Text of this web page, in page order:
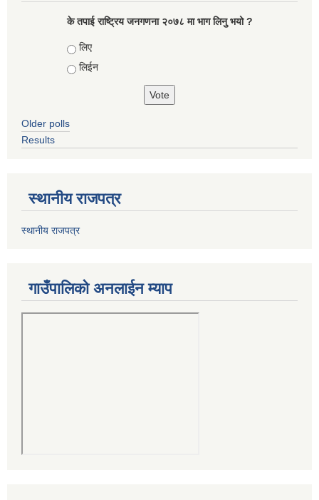
के तपाई राष्ट्रिय जनगणना २०७८ मा भाग लिनु भयो ?
Choices
लिए
लिईन
Older polls
Results
स्थानीय राजपत्र
स्थानीय राजपत्र
गाउँपालिको अनलाईन म्याप